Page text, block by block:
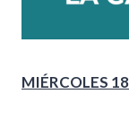
MIÉRCOLES